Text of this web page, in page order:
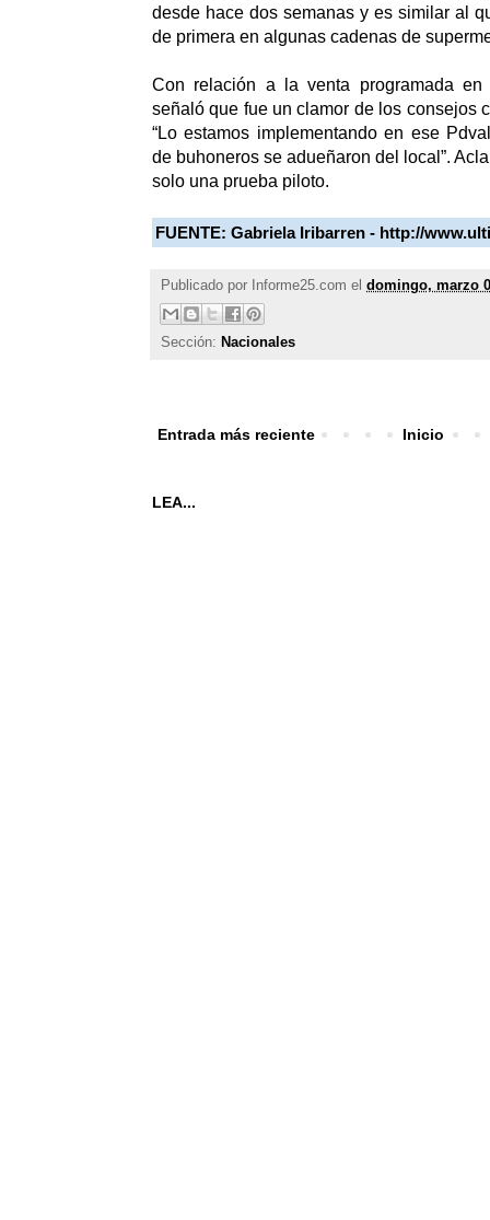
desde hace dos semanas y es similar al
de primera en algunas cadenas de
Con relación a la venta programada en
señaló que fue un clamor de los consejos
“Lo estamos implementando en ese
de buhoneros se adueñaron del local”.
solo una prueba piloto.
FUENTE: Gabriela Iribarren - http://
Publicado por Informe25.com el domingo, marzo
Sección: Nacionales
Entrada más reciente Inicio
LEA...